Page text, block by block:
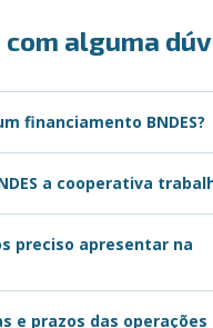
alguma
financiamento BNDES?
a cooperativa
preciso apresentar na
e prazos das operações